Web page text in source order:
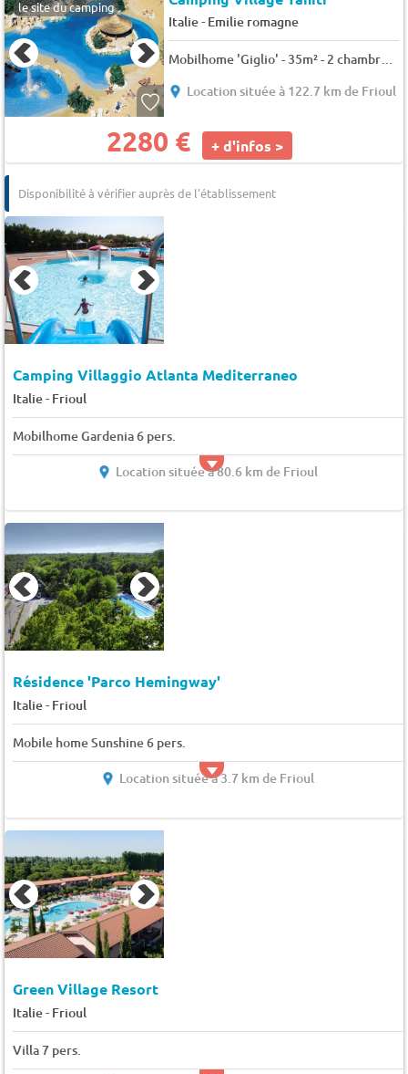
le site du camping
Italie- Emilie romagne
Mobilhome 'Giglio' - 35m² - 2 chambres à coucher 5 pers.
Location située à 122.7 km de Frioul
2280 € + d'infos >
Disponibilité à vérifier auprès de l'établissement
Camping Villaggio Atlanta Mediterraneo
Italie- Frioul
Mobilhome Gardenia 6 pers.
Location située à 80.6 km de Frioul
Résidence 'Parco Hemingway'
Italie- Frioul
Mobile home Sunshine 6 pers.
Location située à 3.7 km de Frioul
Green Village Resort
Italie- Frioul
Villa 7 pers.